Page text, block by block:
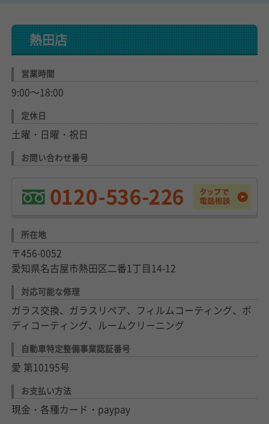
熱田店
営業時間
9:00～18:00
定休日
土曜・日曜・祝日
お問い合わせ番号
所在地
〒456-0052
愛知県名古屋市熱田区二番1丁目14-12
対応可能な修理
ガラス交換、ガラスリペア、フィルムコーティング、ボ
ディコーティング、ルームクリーニング
自動車特定整備事業認証番号
愛 第10195号
お支払い方法
現金・各種カード・paypay